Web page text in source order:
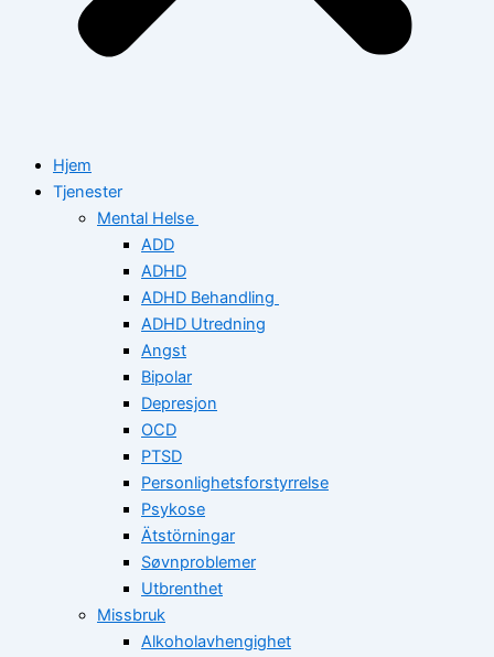
Hjem
Tjenester
Mental Helse
ADD
ADHD
ADHD Behandling
ADHD Utredning
Angst
Bipolar
Depresjon
OCD
PTSD
Personlighetsforstyrrelse
Psykose
Ätstörningar
Søvnproblemer
Utbrenthet
Missbruk
Alkoholavhengighet